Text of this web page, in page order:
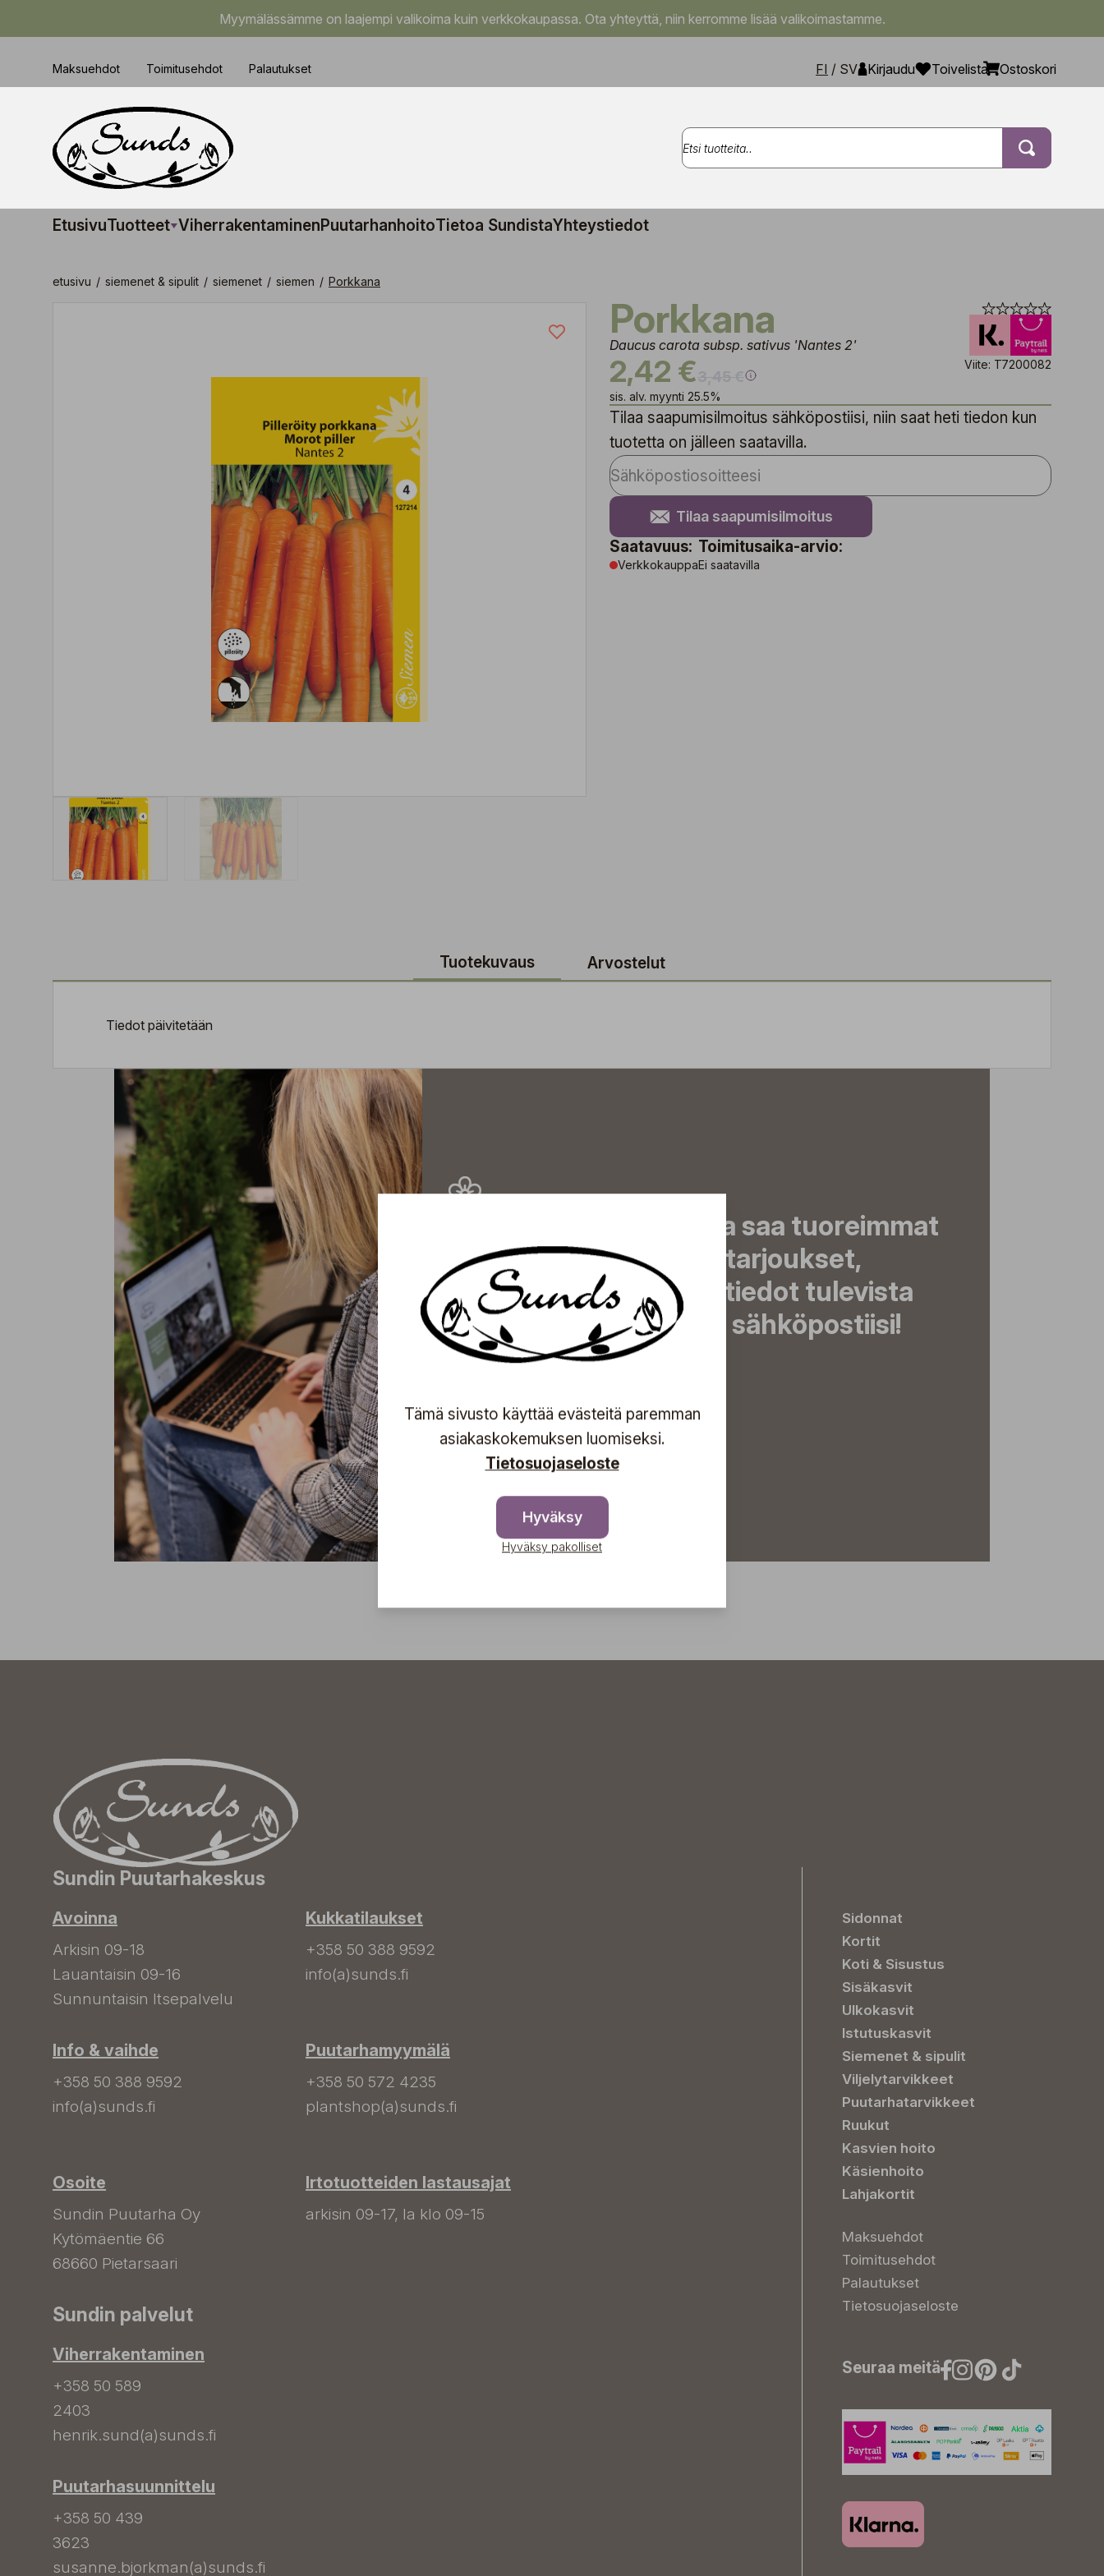
Myymälässämme on laajempi valikoima kuin verkkokaupassa. Ota yhteyttä, niin kerromme lisää valikoimastamme.
Maksuehdot Toimitusehdot Palautukset FI / SV Kirjaudu Toivelista Ostoskori
EtusivuTuotteet ViherrakentaminenPuutarhanhoitoTietoa SundistaYhteystiedot
etusivu / siemenet & sipulit / siemenet / siemen / Porkkana
Porkkana
Daucus carota subsp. sativus 'Nantes 2'
2,42 €
sis. alv. myynti 25.5%
Viite: T7200082
Tilaa saapumisilmoitus sähköpostiisi, niin saat heti tiedon kun
tuotetta on jälleen saatavilla.
Tilaa saapumisilmoitus
Saatavuus:
Verkkokauppa
Toimitusaika-arvio:
Ei saatavilla
Tuotekuvaus Arvostelut
Tiedot päivitetään
Tilaa uutiskirjeemme ja saa tuoreimmat
uutiset, eksklusiiviset tarjoukset,
inspiroivat vinkit sekä tiedot tulevista
tapahtumista suoraan sähköpostiisi!
Tilaa
Sundin Puutarhakeskus
Avoinna
Arkisin 09-18
Lauantaisin 09-16
Sunnuntaisin Itsepalvelu
Info & vaihde
+358 50 388 9592
info(a)sunds.fi
Osoite
Sundin Puutarha Oy
Kytömäentie 66
68660 Pietarsaari
Kukkatilaukset
+358 50 388 9592
info(a)sunds.fi
Puutarhamyymälä
+358 50 572 4235
plantshop(a)sunds.fi
Irtotuotteiden lastausajat
arkisin 09-17, la klo 09-15
Sundin palvelut
Viherrakentaminen
+358 50 589
2403
henrik.sund(a)sunds.fi
Puutarhasuunnittelu
+358 50 439
3623
susanne.bjorkman(a)sunds.fi
Sidonnat
Kortit
Koti & Sisustus
Sisäkasvit
Ulkokasvit
Istutuskasvit
Siemenet & sipulit
Viljelytarvikkeet
Puutarhatarvikkeet
Ruukut
Kasvien hoito
Käsienhoito
Lahjakortit
Maksuehdot
Toimitusehdot
Palautukset
Tietosuojaseloste
Seuraa meitä
Tämä sivusto käyttää evästeitä paremman
asiakaskokemuksen luomiseksi.
Tietosuojaseloste
Hyväksy
Hyväksy pakolliset